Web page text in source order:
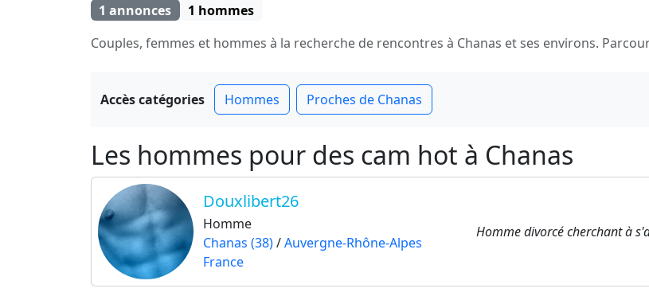
1 annonces
1 hommes
Couples, femmes et hommes à la recherche de rencontres à Chanas et ses environs.
Accès catégories Hommes Proches de Chanas
Les hommes pour des cam hot à Chanas
Douxlibert26
Homme
Chanas (38)/Auvergne-Rhône-Alpes
France
Homme divorcé cherchant à